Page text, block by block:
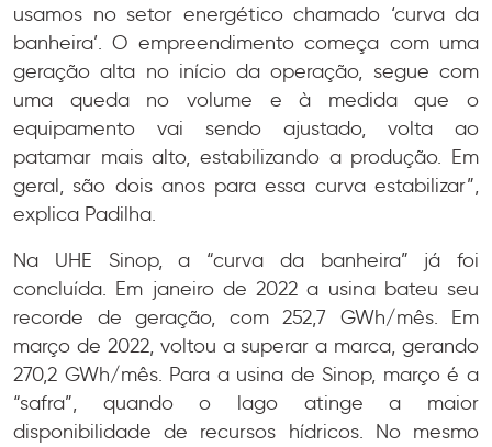
usamos no setor energético chamado ‘curva da
banheira’. O empreendimento começa com uma
geração alta no início da operação, segue com
uma queda no volume e à medida que o
equipamento vai sendo ajustado, volta ao
patamar mais alto, estabilizando a produção. Em
geral, são dois anos para essa curva estabilizar”,
explica Padilha.
Na UHE Sinop, a “curva da banheira” já foi
concluída. Em janeiro de 2022 a usina bateu seu
recorde de geração, com 252,7 GWh/mês. Em
março de 2022, voltou a superar a marca, gerando
270,2 GWh/mês. Para a usina de Sinop, março é a
“safra”, quando o lago atinge a maior
disponibilidade de recursos hídricos. No mesmo